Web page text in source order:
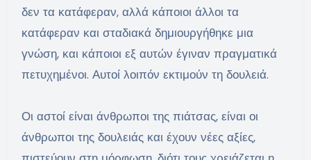
δεν τα κατάφεραν, αλλά κάποιοι άλλοι τα
κατάφεραν και σταδιακά δημιουργήθηκε μια
γνώση, και κάποιοι εξ αυτών έγιναν πραγματικά
πετυχημένοι. Αυτοί λοιπόν εκτιμούν τη δουλειά.
Οι αστοί είναι άνθρωποι της πιάτσας, είναι οι
άνθρωποι της δουλειάς και έχουν νέες αξίες,